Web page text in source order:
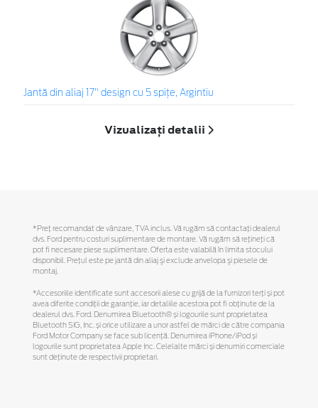
Jantă din aliaj 17" design cu 5 spiţe, Argintiu
Vizualizați detalii
*Preţ recomandat de vânzare, TVA inclus. Vă rugăm să contactaţi dealerul
dvs. Ford pentru costuri suplimentare de montare. Vă rugăm să reţineţi că
pot fi necesare piese suplimentare. Oferta este valabilă în limita stocului
disponibil. Preţul este pe jantă din aliaj şi exclude anvelopa şi piesele de
montaj.
*Accesoriile identificate sunt accesorii alese cu grijă de la furnizori terți și pot
avea diferite condiții de garanție, iar detaliile acestora pot fi obținute de la
dealerul dvs. Ford. Denumirea Bluetooth® și logourile sunt proprietatea
Bluetooth SIG, Inc. și orice utilizare a unor astfel de mărci de către compania
Ford Motor Company se face sub licență. Denumirea iPhone/iPod și
logourile sunt proprietatea Apple Inc. Celelalte mărci și denumiri comerciale
sunt deținute de respectivii proprietari.